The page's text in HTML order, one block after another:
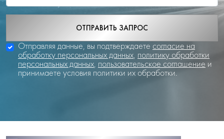
ОТПРАВИТЬ ЗАПРОС
Отправляя данные, вы подтверждаете согласие на
обработку персональных данных, политику обработки
персональных данных, пользовательское соглашение и
принимаете условия политики их обработки.